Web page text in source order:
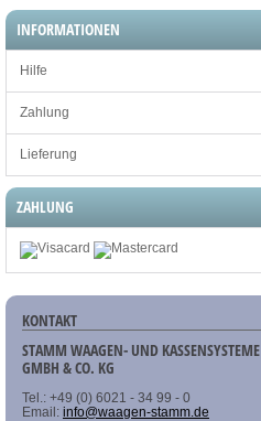
INFORMATIONEN
Hilfe
Zahlung
Lieferung
ZAHLUNG
KONTAKT
STAMM WAAGEN- UND KASSENSYSTEME
GMBH & CO. KG
Tel.: +49 (0) 6021 - 34 99 - 0
Email: info@waagen-stamm.de